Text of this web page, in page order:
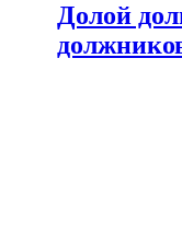
Долой